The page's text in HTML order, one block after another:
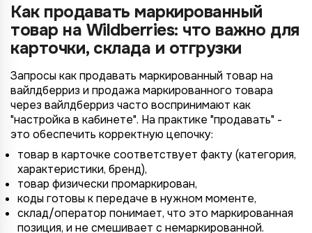
Как продавать маркированный
товар на Wildberries: что важно для
карточки, склада и отгрузки
Запросы как продавать маркированный товар на
вайлдберриз и продажа маркированного товара
через вайлдберриз часто воспринимают как
"настройка в кабинете". На практике "продавать" -
это обеспечить корректную цепочку:
товар в карточке соответствует факту (категория,
характеристики, бренд),
товар физически промаркирован,
коды готовы к передаче в нужном моменте,
склад/оператор понимает, что это маркированная
позиция, и не смешивает с немаркированной.